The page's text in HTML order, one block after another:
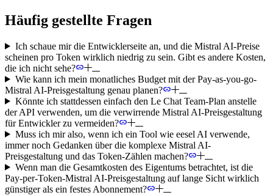
Häufig gestellte Fragen
Ich schaue mir die Entwicklerseite an, und die Mistral AI-Preise
scheinen pro Token wirklich niedrig zu sein. Gibt es andere Kosten,
die ich nicht sehe?
Wie kann ich mein monatliches Budget mit der Pay-as-you-go-
Mistral AI-Preisgestaltung genau planen?
Könnte ich stattdessen einfach den Le Chat Team-Plan anstelle
der API verwenden, um die verwirrende Mistral AI-Preisgestaltung
für Entwickler zu vermeiden?
Muss ich mir also, wenn ich ein Tool wie eesel AI verwende,
immer noch Gedanken über die komplexe Mistral AI-
Preisgestaltung und das Token-Zählen machen?
Wenn man die Gesamtkosten des Eigentums betrachtet, ist die
Pay-per-Token-Mistral AI-Preisgestaltung auf lange Sicht wirklich
günstiger als ein festes Abonnement?